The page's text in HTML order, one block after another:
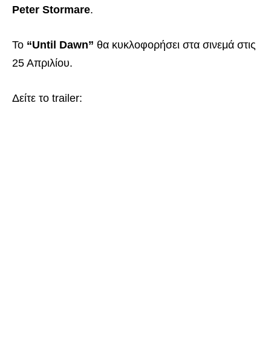
Peter Stormare.
Το “Until Dawn” θα κυκλοφορήσει στα σινεμά στις
25 Απριλίου.
Δείτε το trailer: